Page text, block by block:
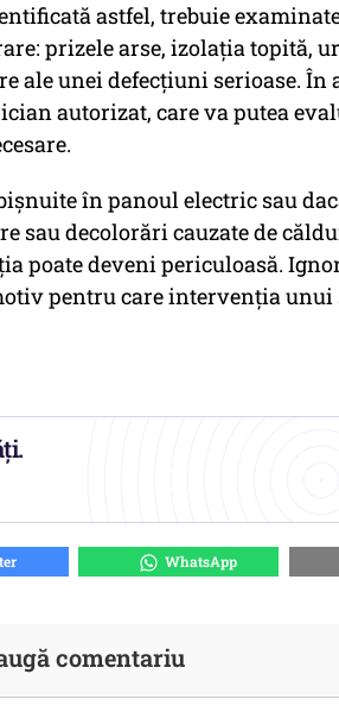
astfel, trebuie
prizele arse, izolația topită,
ale unei defecțiuni serioase. În
autorizat, care va putea
în panoul electric sau
sau decolorări cauzate de
poate deveni periculoasă.
pentru care intervenția unui
WhatsApp
comentariu